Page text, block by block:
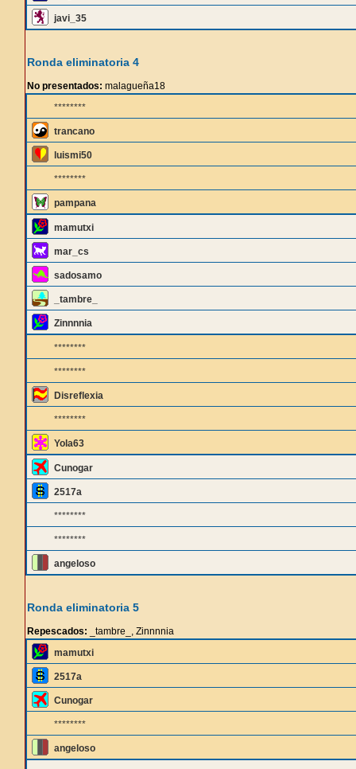
javi_35
Ronda eliminatoria 4
No presentados: malagueña18
********
trancano
luismi50
********
pampana
mamutxi
mar_cs
sadosamo
_tambre_
Zinnnnia
********
********
Disreflexia
********
Yola63
Cunogar
2517a
********
********
angeloso
Ronda eliminatoria 5
Repescados: _tambre_, Zinnnnia
mamutxi
2517a
Cunogar
********
angeloso